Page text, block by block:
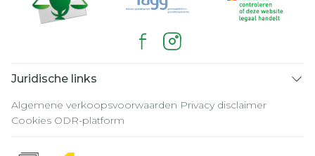
Juridische links
Algemene verkoopsvoorwaarden Privacy disclaimer
Cookies ODR-platform